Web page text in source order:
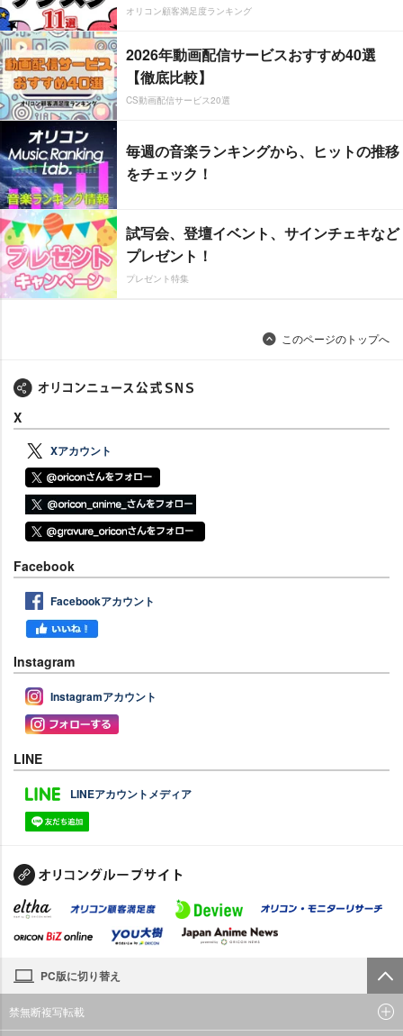
オリコン顧客満足度ランキング
2026年動画配信サービスおすすめ40選
【徹底比較】
CS動画配信サービス20選
毎週の音楽ランキングから、ヒットの推移
をチェック！
試写会、登壇イベント、サインチェキなど
プレゼント！
プレゼント特集
このページのトップへ
X
Xアカウント
Facebook
Facebookアカウント
Instagram
Instagramアカウント
LINE
LINEアカウントメディア
PC版に切り替え
禁無断複写転載